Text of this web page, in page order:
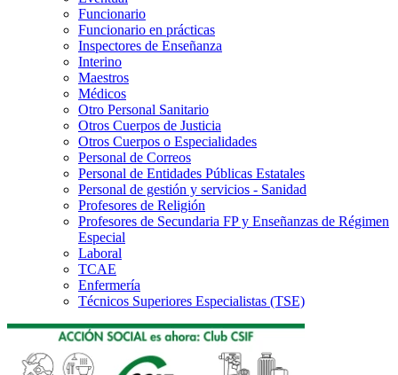
Funcionario
Funcionario en prácticas
Inspectores de Enseñanza
Interino
Maestros
Médicos
Otro Personal Sanitario
Otros Cuerpos de Justicia
Otros Cuerpos o Especialidades
Personal de Correos
Personal de Entidades Públicas Estatales
Personal de gestión y servicios - Sanidad
Profesores de Religión
Profesores de Secundaria FP y Enseñanzas de Régimen
Especial
Laboral
TCAE
Enfermería
Técnicos Superiores Especialistas (TSE)